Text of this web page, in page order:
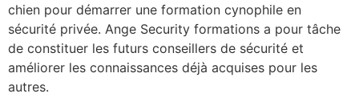
chien pour démarrer une formation cynophile en
sécurité privée. Ange Security formations a pour tâche
de constituer les futurs conseillers de sécurité et
améliorer les connaissances déjà acquises pour les
autres.